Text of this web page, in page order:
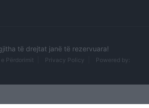
të drejtat janë të rezervuara!
Përdorimit Privacy Policy
Powered by: